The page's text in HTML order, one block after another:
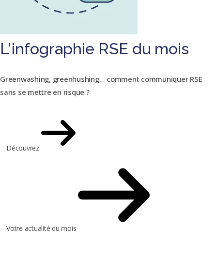
L'infographie RSE du mois
Greenwashing, greenhushing… comment communiquer RSE
sans se mettre en risque ?
Découvrez
Votre actualité du mois